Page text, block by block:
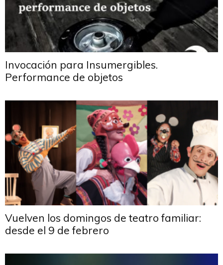
Invocación para Insumergibles.
Performance de objetos
Vuelven los domingos de teatro familiar:
desde el 9 de febrero